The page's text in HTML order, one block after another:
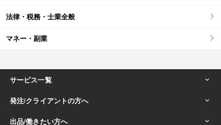
法律・税務・士業全般
マネー・副業